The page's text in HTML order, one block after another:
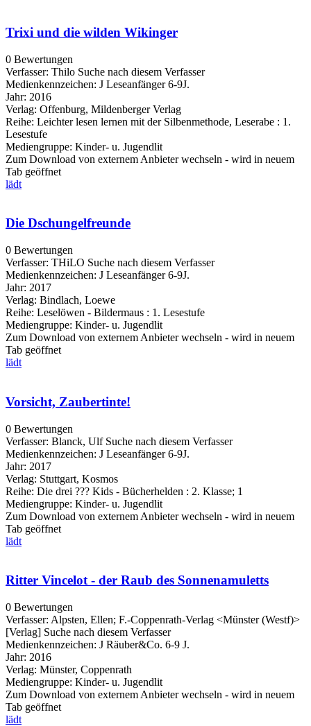
Trixi und die wilden Wikinger
0 Bewertungen
Verfasser: Thilo Suche nach diesem Verfasser
Medienkennzeichen: J Leseanfänger 6-9J.
Jahr: 2016
Verlag: Offenburg, Mildenberger Verlag
Reihe: Leichter lesen lernen mit der Silbenmethode, Leserabe : 1.
Lesestufe
Mediengruppe: Kinder- u. Jugendlit
Zum Download von externem Anbieter wechseln - wird in neuem
Tab geöffnet
lädt
Die Dschungelfreunde
0 Bewertungen
Verfasser: THiLO Suche nach diesem Verfasser
Medienkennzeichen: J Leseanfänger 6-9J.
Jahr: 2017
Verlag: Bindlach, Loewe
Reihe: Leselöwen - Bildermaus : 1. Lesestufe
Mediengruppe: Kinder- u. Jugendlit
Zum Download von externem Anbieter wechseln - wird in neuem
Tab geöffnet
lädt
Vorsicht, Zaubertinte!
0 Bewertungen
Verfasser: Blanck, Ulf Suche nach diesem Verfasser
Medienkennzeichen: J Leseanfänger 6-9J.
Jahr: 2017
Verlag: Stuttgart, Kosmos
Reihe: Die drei ??? Kids - Bücherhelden : 2. Klasse; 1
Mediengruppe: Kinder- u. Jugendlit
Zum Download von externem Anbieter wechseln - wird in neuem
Tab geöffnet
lädt
Ritter Vincelot - der Raub des Sonnenamuletts
0 Bewertungen
Verfasser: Alpsten, Ellen; F.-Coppenrath-Verlag <Münster (Westf)>
[Verlag] Suche nach diesem Verfasser
Medienkennzeichen: J Räuber&Co. 6-9 J.
Jahr: 2016
Verlag: Münster, Coppenrath
Mediengruppe: Kinder- u. Jugendlit
Zum Download von externem Anbieter wechseln - wird in neuem
Tab geöffnet
lädt